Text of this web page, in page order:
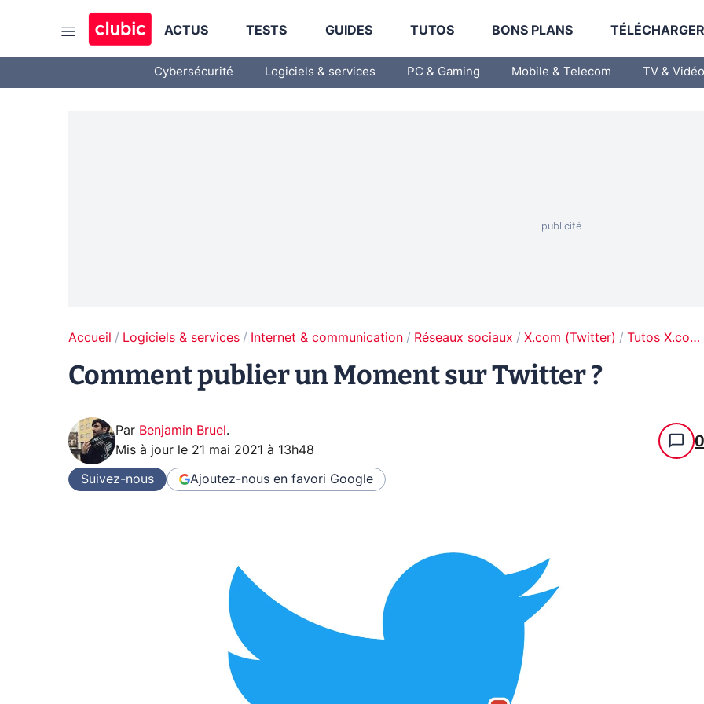
ACTUS TESTS GUIDES TUTOS BONS PLANS
Cybersécurité Logiciels & services PC & Gaming Mobile & Telecom TV & Vidéo
Accueil Logiciels & services Internet & communication Réseaux sociaux X.com (Twitter) Tutos X.com (Twitter)
Comment publier un Moment sur Twitter ?
Par Benjamin Bruel .
Mis à jour le 21 mai 2021 à 13h48 0
Suivez-nous Ajoutez-nous en favori Google